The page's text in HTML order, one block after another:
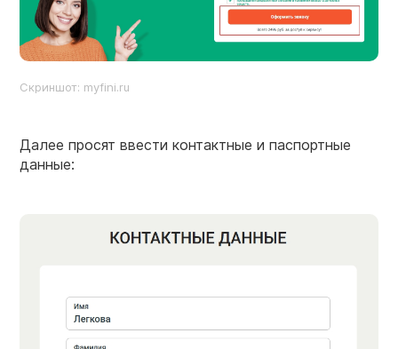
Скриншот: myfini.ru
Далее просят ввести контактные и паспортные
данные: